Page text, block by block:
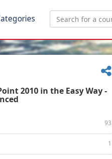
2010 in the Easy Way -
93
1